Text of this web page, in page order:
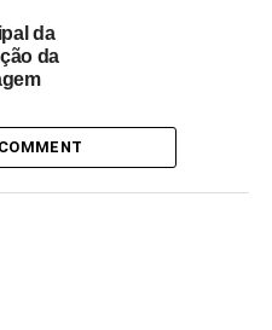
da Ribeira Brava
“Em Abril, livros
Assembleia Municipal
da câmara de
da
da